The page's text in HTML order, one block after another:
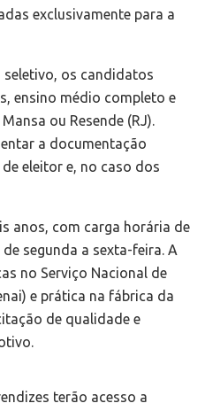
exclusivamente para a
os candidatos
ensino médio completo e
ou Resende (RJ).
a documentação
eleitor e, no caso dos
anos, com carga horária de
segunda a sexta-feira. A
no Serviço Nacional de
e prática na fábrica da
de qualidade e
terão acesso a